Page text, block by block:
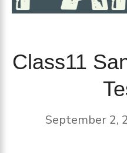
Class11
September 2,